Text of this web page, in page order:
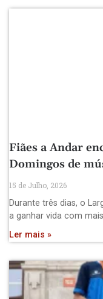
Fiães a Andar
Domingos de
15 de Julho, 2026
Durante três dias, o
a ganhar vida com
Ler mais »